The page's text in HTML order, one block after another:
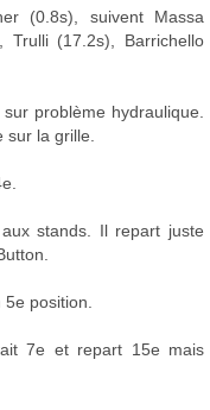
(0.8s), suivent Massa
Trulli (17.2s), Barrichello
problème hydraulique.
la grille.
stands. Il repart juste
position.
7e et repart 15e mais